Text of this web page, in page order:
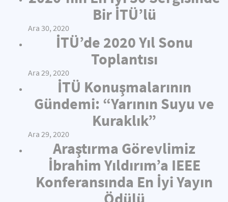
Bir İTÜ’lü
Ara 30, 2020
İTÜ’de 2020 Yıl Sonu
Toplantısı
Ara 29, 2020
İTÜ Konuşmalarının
Gündemi: “Yarının Suyu ve
Kuraklık”
Ara 29, 2020
Araştırma Görevlimiz
İbrahim Yıldırım’a IEEE
Konferansında En İyi Yayın